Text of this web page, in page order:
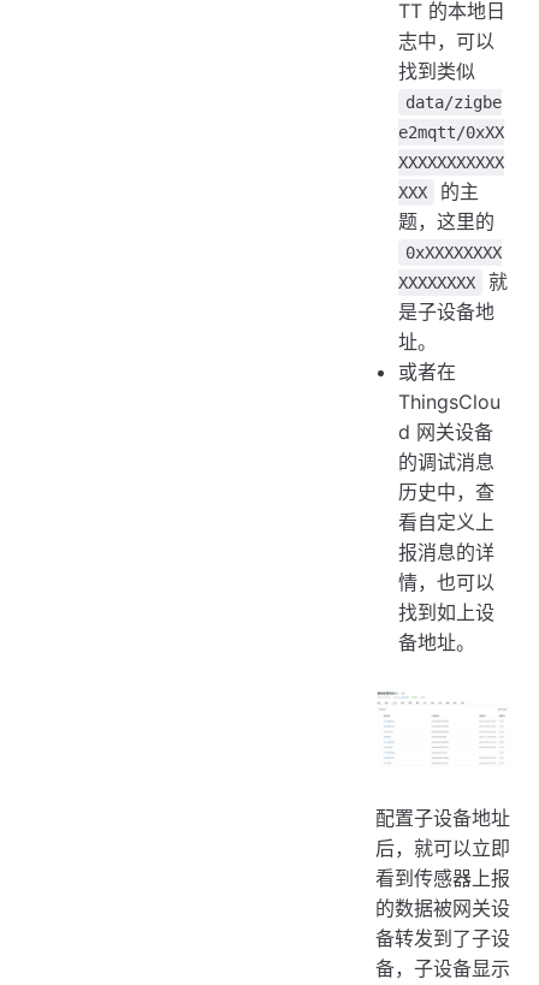
TT 的本地日
志中，可以
找到类似
data/zigbe
e2mqtt/0xXX
XXXXXXXXXXX
XXX
的主
题，这里的
0xXXXXXXXX
XXXXXXXX
就
是子设备地
址。
或者在
ThingsClou
d 网关设备
的调试消息
历史中，查
看自定义上
报消息的详
情，也可以
找到如上设
备地址。
配置子设备地址
后，就可以立即
看到传感器上报
的数据被网关设
备转发到了子设
备，子设备显示